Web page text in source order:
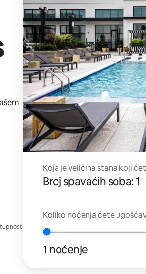
Koja je veličina stana koji
Broj spavaćih soba: 1
Koliko noćenja ćete
1 noćenje